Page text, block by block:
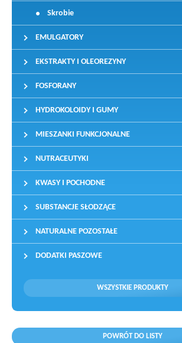
Skrobie
EMULGATORY
EKSTRAKTY I OLEOREZYNY
FOSFORANY
HYDROKOLOIDY I GUMY
MIESZANKI FUNKCJONALNE
NUTRACEUTYKI
KWASY I POCHODNE
SUBSTANCJE SŁODZĄCE
NATURALNE POZOSTAŁE
DODATKI PASZOWE
WSZYSTKIE PRODUKTY
POWRÓT DO LISTY